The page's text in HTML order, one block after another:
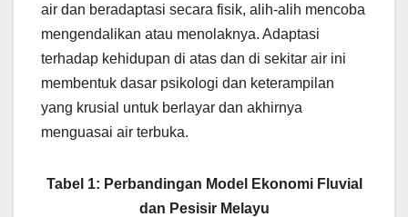
air dan beradaptasi secara fisik, alih-alih mencoba
mengendalikan atau menolaknya. Adaptasi
terhadap kehidupan di atas dan di sekitar air ini
membentuk dasar psikologi dan keterampilan
yang krusial untuk berlayar dan akhirnya
menguasai air terbuka.
Tabel 1: Perbandingan Model Ekonomi Fluvial
dan Pesisir Melayu